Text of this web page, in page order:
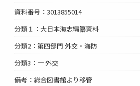
資料番号：3013855014
分類１：大日本海志編纂資料
分類2：第四部門 外交・海防
分類3：一 外交
備考：総合図書館より移管